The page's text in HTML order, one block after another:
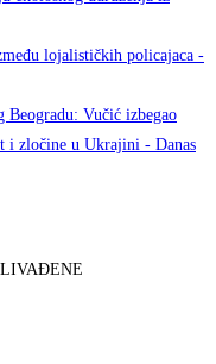
lojalističkih policajaca -
Beogradu: Vučić izbegao
i zločine u Ukrajini - Danas